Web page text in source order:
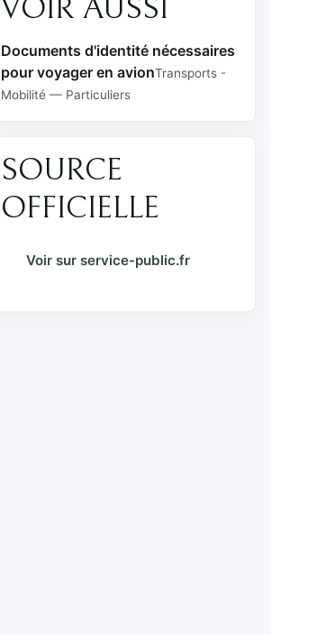
VOIR AUSSI
Documents d'identité nécessaires
pour voyager en avionTransports -
Mobilité — Particuliers
SOURCE
OFFICIELLE
Voir sur service-public.fr